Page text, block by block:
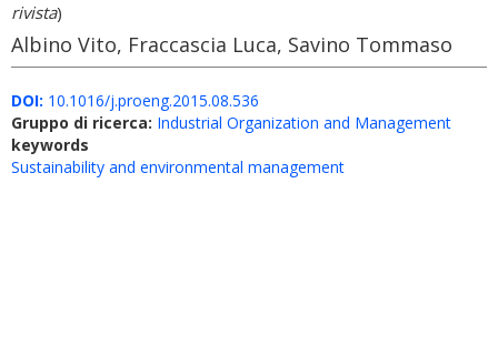
rivista)
Albino Vito, Fraccascia Luca, Savino Tommaso
DOI: 10.1016/j.proeng.2015.08.536
Gruppo di ricerca: Industrial Organization and Management
keywords
Sustainability and environmental management